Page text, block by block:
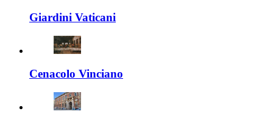
Giardini Vaticani
Cenacolo Vinciano